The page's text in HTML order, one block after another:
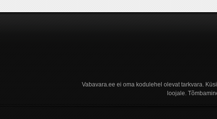
Vabavara.ee ei oma kodulehel olevat tarkvara.
loojale.